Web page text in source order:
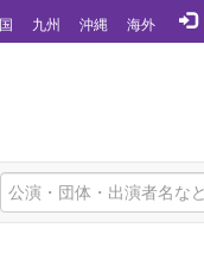
九州 沖縄 海外